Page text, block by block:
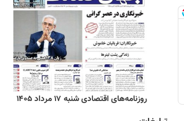
روزنامه‌های اقتصادی شنبه ۱۷ مرداد ۱۴۰۵